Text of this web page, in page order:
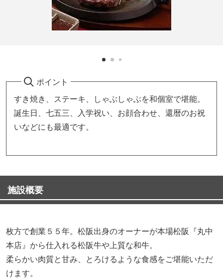
ポイント
すき焼き、ステーキ、しゃぶしゃぶを和個室で堪能。
誕生日、七五三、入学祝い、お顔合わせ、還暦のお祝
いなどにも最適です。
施設概要
枚方で創業５５年。松阪出身のオーナーが本場松阪『丸中
本店』から仕入れる松阪牛や上質な和牛。
柔らかい肉質と甘み、とろけるような食感をご堪能いただ
けます。